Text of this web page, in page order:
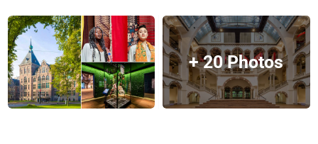
+ 20 Photos